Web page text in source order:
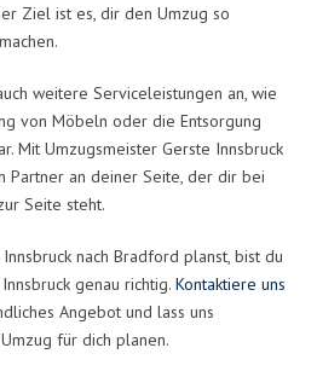
Ziel ist es, dir den Umzug so
weitere Serviceleistungen an, wie
von Möbeln oder die Entsorgung
Mit Umzugsmeister Gerste Innsbruck
Partner an deiner Seite, der dir bei
Seite steht.
nach Bradford planst, bist du
genau richtig. Kontaktiere uns
Angebot und lass uns
für dich planen.